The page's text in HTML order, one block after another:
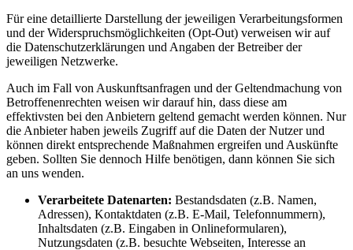
Für eine detaillierte Darstellung der jeweiligen Verarbeitungsformen
und der Widerspruchsmöglichkeiten (Opt-Out) verweisen wir auf
die Datenschutzerklärungen und Angaben der Betreiber der
jeweiligen Netzwerke.
Auch im Fall von Auskunftsanfragen und der Geltendmachung von
Betroffenenrechten weisen wir darauf hin, dass diese am
effektivsten bei den Anbietern geltend gemacht werden können. Nur
die Anbieter haben jeweils Zugriff auf die Daten der Nutzer und
können direkt entsprechende Maßnahmen ergreifen und Auskünfte
geben. Sollten Sie dennoch Hilfe benötigen, dann können Sie sich
an uns wenden.
Verarbeitete Datenarten: Bestandsdaten (z.B. Namen,
Adressen), Kontaktdaten (z.B. E-Mail, Telefonnummern),
Inhaltsdaten (z.B. Eingaben in Onlineformularen),
Nutzungsdaten (z.B. besuchte Webseiten, Interesse an